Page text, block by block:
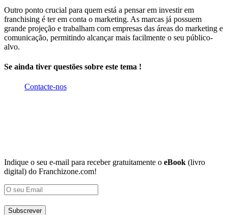
Outro ponto crucial para quem está a pensar em investir em
franchising é ter em conta o marketing. As marcas já possuem
grande projeção e trabalham com empresas das áreas do marketing e
comunicação, permitindo alcançar mais facilmente o seu público-
alvo.
Se ainda tiver questões sobre este tema !
Contacte-nos
Indique o seu e-mail para receber gratuitamente o eBook (livro
digital) do Franchizone.com!